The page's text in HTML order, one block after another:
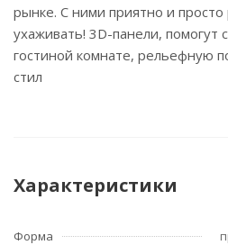
рынке. С ними приятно и просто
ухаживать! 3D-панели, помогут
гостиной комнате, рельефную
стил
Характеристики
Форма